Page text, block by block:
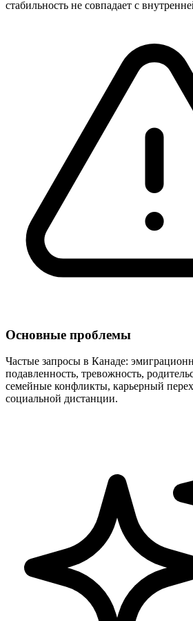
стабильность не совпадает с
Основные проблемы
Частые запросы в Канаде:
подавленность, тревожность,
семейные конфликты, карьерный
социальной дистанции.